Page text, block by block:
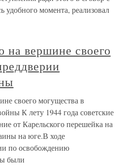
удобного момента, реализовал
на вершине своего
своего могущества в
К лету 1944 года советские
от Карельского перешейка на
на юге.В ходе
по освобождению
были